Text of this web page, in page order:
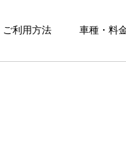
ご利用方法 車種・料